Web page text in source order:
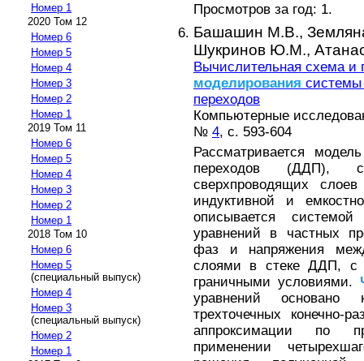
Номер 1
2020 Том 12
Номер 6
Номер 5
Номер 4
Номер 3
Номер 2
Номер 1
2019 Том 11
Номер 6
Номер 5
Номер 4
Номер 3
Номер 2
Номер 1
2018 Том 10
Номер 6
Номер 5
(специальный выпуск)
Номер 4
Номер 3
(специальный выпуск)
Номер 2
Номер 1
Просмотров за год: 1.
Башашин М.В.,
Шукринов Ю.М.,
Вычислительная схема и
моделирования системы
переходов
Компьютерные
№ 4, с. 593-604
Рассматривается
переходов (ДДП),
сверхпроводящих
индуктивной и
описывается
уравнений в частных
фаз и напряжения
слоями в стеке ДДП, с
граничными условиями.
уравнений основано
трехточечных конечно-
аппроксимации по
применении